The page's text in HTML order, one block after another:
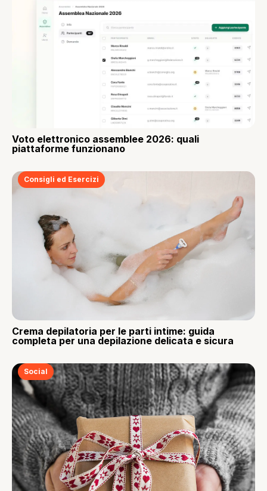
Voto elettronico assemblee 2026: quali
piattaforme funzionano
Consigli ed Esercizi
Crema depilatoria per le parti intime: guida
completa per una depilazione delicata e sicura
Social